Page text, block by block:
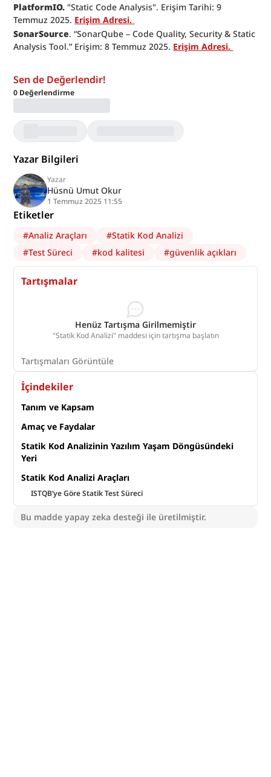
PlatformIO. "Static Code Analysis". Erişim Tarihi: 9
Temmuz 2025. Erişim Adresi.
SonarSource. “SonarQube – Code Quality, Security & Static
Analysis Tool.” Erişim: 8 Temmuz 2025. Erişim Adresi.
Sen de Değerlendir!
0 Değerlendirme
Yazar Bilgileri
Yazar
Hüsnü Umut Okur
1 Temmuz 2025 11:55
Etiketler
#Analiz Araçları #Statik Kod Analizi
#Test Süreci #kod kalitesi #güvenlik açıkları
Tartışmalar
Henüz Tartışma Girilmemiştir
"Statik Kod Analizi" maddesi için tartışma başlatın
Tartışmaları Görüntüle
İçindekiler
Tanım ve Kapsam
Amaç ve Faydalar
Statik Kod Analizinin Yazılım Yaşam Döngüsündeki
Yeri
Statik Kod Analizi Araçları
ISTQB’ye Göre Statik Test Süreci
Bu madde yapay zeka desteği ile üretilmiştir.